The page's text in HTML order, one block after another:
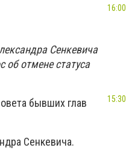
Сенкевича
об отмене статуса
бывших глав
Сенкевича.
16:00
15:30